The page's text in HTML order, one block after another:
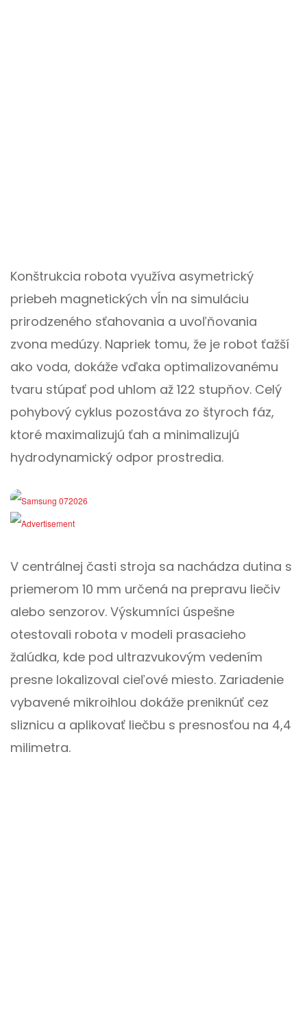
Konštrukcia robota využíva asymetrický
priebeh magnetických vĺn na simuláciu
prirodzeného sťahovania a uvoľňovania
zvona medúzy. Napriek tomu, že je robot ťažší
ako voda, dokáže vďaka optimalizovanému
tvaru stúpať pod uhlom až 122 stupňov. Celý
pohybový cyklus pozostáva zo štyroch fáz,
ktoré maximalizujú ťah a minimalizujú
hydrodynamický odpor prostredia.
V centrálnej časti stroja sa nachádza dutina s
priemerom 10 mm určená na prepravu liečiv
alebo senzorov. Výskumníci úspešne
otestovali robota v modeli prasacieho
žalúdka, kde pod ultrazvukovým vedením
presne lokalizoval cieľové miesto. Zariadenie
vybavené mikroihlou dokáže preniknúť cez
sliznicu a aplikovať liečbu s presnosťou na 4,4
milimetra.